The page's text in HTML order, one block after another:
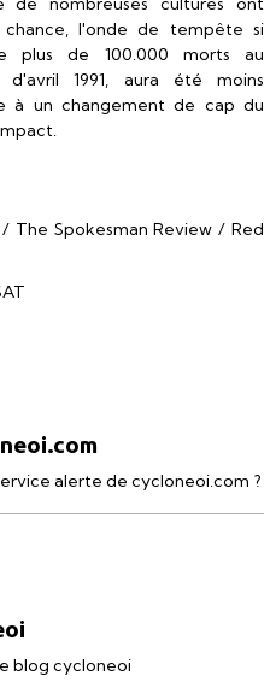
l'onde de tempête si
plus de 100.000 morts au
1991, aura été moins
à un changement de cap du
The Spokesman Review / Red
alerte de cycloneoi.com ?
blog cycloneoi